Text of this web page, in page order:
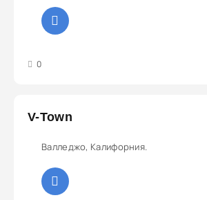
0
V-Town
Валледжо, Калифорния.